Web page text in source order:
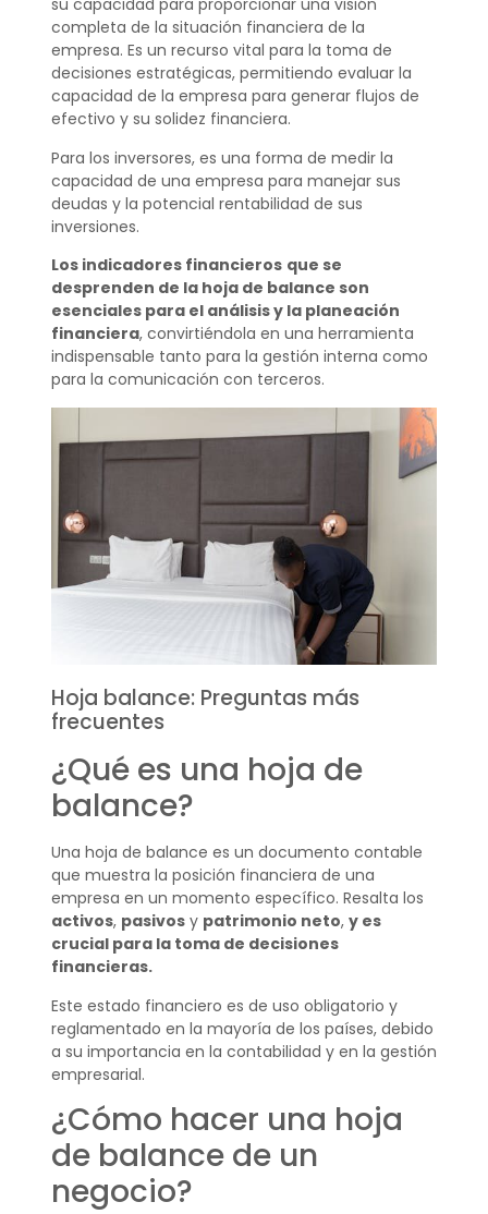
su capacidad para proporcionar una visión
completa de la situación financiera de la
empresa. Es un recurso vital para la toma de
decisiones estratégicas, permitiendo evaluar la
capacidad de la empresa para generar flujos de
efectivo y su solidez financiera.
Para los inversores, es una forma de medir la
capacidad de una empresa para manejar sus
deudas y la potencial rentabilidad de sus
inversiones.
Los indicadores financieros que se
desprenden de la hoja de balance son
esenciales para el análisis y la planeación
financiera, convirtiéndola en una herramienta
indispensable tanto para la gestión interna como
para la comunicación con terceros.
Hoja balance: Preguntas más
frecuentes
¿Qué es una hoja de
balance?
Una hoja de balance es un documento contable
que muestra la posición financiera de una
empresa en un momento específico. Resalta los
activos, pasivosy patrimonio neto, y es
crucial para la toma de decisiones
financieras.
Este estado financiero es de uso obligatorio y
reglamentado en la mayoría de los países, debido
a su importancia en la contabilidad y en la gestión
empresarial.
¿Cómo hacer una hoja
de balance de un
negocio?